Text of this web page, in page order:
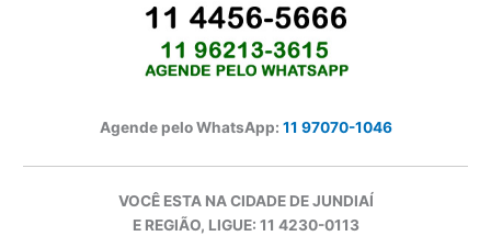
Agende pelo WhatsApp: 11 97070-1046
VOCÊ ESTA NA CIDADE DE JUNDIAÍ
E REGIÃO, LIGUE: 11 4230-0113